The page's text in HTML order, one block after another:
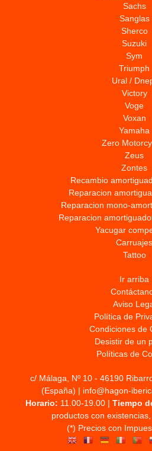
Sachs
Sanglas
Sherco
Suzuki
Sym
Triumph
Ural /
Victory
Voge
Voxan
Yamaha
Zero
Zeus
Zontes
Recambio
Reparacion
Reparacion mono-
Reparacion
Yacugar
Carruajes
Tattoo
Ir arriba
Aviso
Política de
Condiciones de
Desistir de un
Políticas de
c/ Málaga, Nº 10 - 46190
(España) | info@hagon-
Horario: 11.00-19.00 | Tiempo
productos con
(*) Precios con